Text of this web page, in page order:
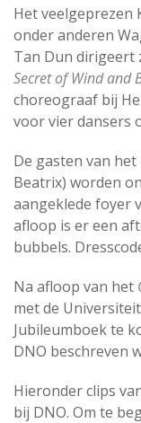
Het veelgeprezen
onder anderen
Tan Dun dirigeert
Secret of Wind and
choreograaf bij
voor vier dansers
De gasten van het
Beatrix) worden
aangeklede foyer
afloop is er een
bubbels.
Na afloop van het
met de
Jubileumboek te
DNO beschreven
Hieronder clips
bij DNO. Om te